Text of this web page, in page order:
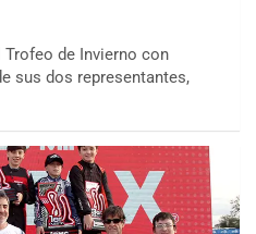
Trofeo de Invierno con
sus dos representantes,